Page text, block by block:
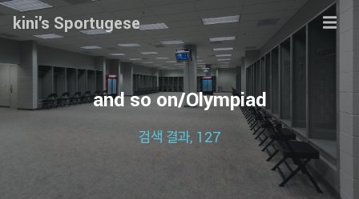
kini's Sportugese
and so on/Olympiad
검색 결과, 127